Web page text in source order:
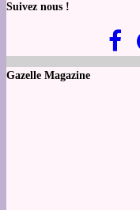
Suivez nous !
Gazelle Magazine